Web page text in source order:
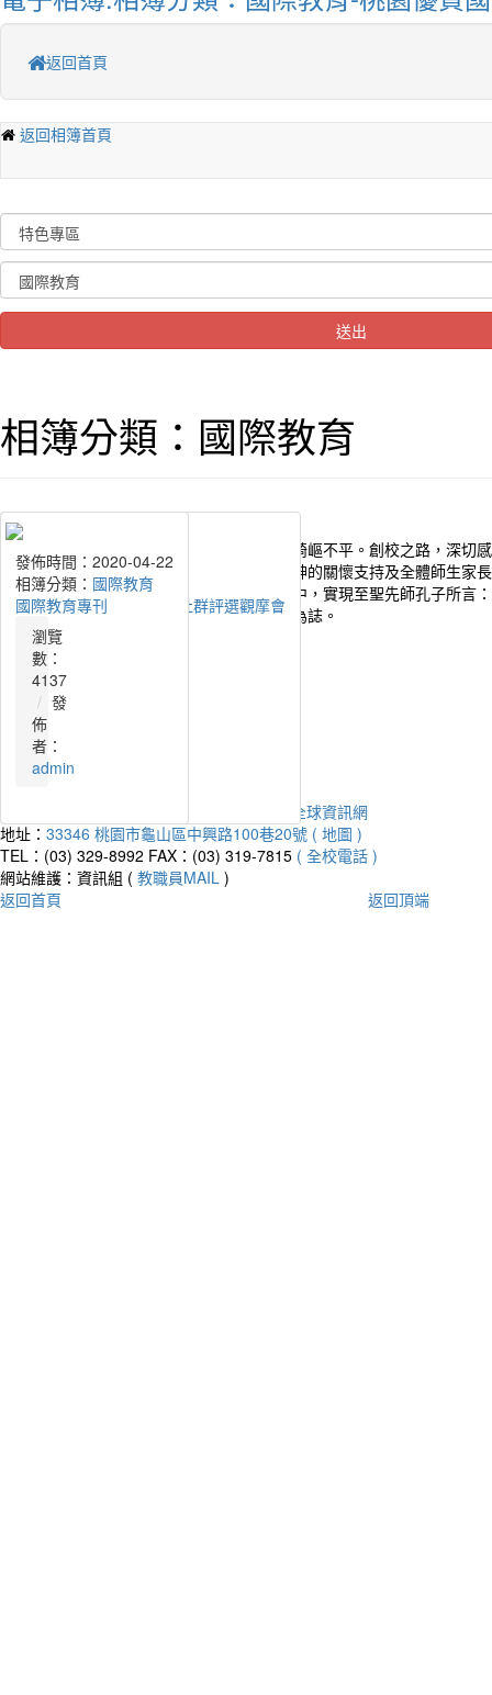
返回首頁
返回相簿首頁
送出
相簿分類：國際教育
發佈時間：2026-06-30
相簿分類： 國際教育
114年下學期國際教育活動剪影
瀏覽
數：
201
發
佈
者：
311
發佈時間：2026-03-24
相簿分類： 國際教育
114年上學期國際教育活動剪影
瀏覽
數：
949
發
佈
者：
311
發佈時間：2025-09-09
相簿分類： 國際教育
113年下學期國際教育活動剪影
瀏覽
數：
1607
發
佈
者：
320
發佈時間：2025-09-09
相簿分類： 國際教育
113年上學期國際教育活動剪影
瀏覽
數：
1539
發
佈
者：
320
發佈時間：2024-01-02
相簿分類： 國際教育
112.05.31國際教育績優社群評選觀摩會
瀏覽
數：
2655
發
佈
者：
320
發佈時間：2023-12-28
相簿分類： 國際教育
112.12.21幸福法國日
瀏覽
數：
2924
發
佈
者：
320
發佈時間：2020-04-23
相簿分類： 國際教育
國際教師專業社群
瀏覽
數：
3771
發
佈
者：
admin
發佈時間：2020-04-22
相簿分類： 國際教育
國際教育專刊
瀏覽
數：
4137
發
佈
者：
admin
桃園市幸福國中建校初始，荒煙蔓草，地形崎嶇不平。創校之路，深切
艱辛。感謝朱縣長立倫、各級長官、民代仕紳的關懷支持及全體師生家
美校園。讓莘莘學子們在這巍峨典雅的校園中，實現至聖先師孔子所言
游於藝」的理想。欣逢校舍落成，謹此勒石為誌。
流量統計
今天：
317349
昨天：
203416
本週：
本月： 1863869
總計：20074872
桃園市幸福國中全球資訊網
地址： 33346 桃園市龜山區中興路100巷20號 ( 地圖 )
TEL：(03) 329-8992 FAX：(03) 319-7815 ( 全校電話 )
網站維護：資訊組 ( 教職員MAIL )
返回首頁
返回頂端